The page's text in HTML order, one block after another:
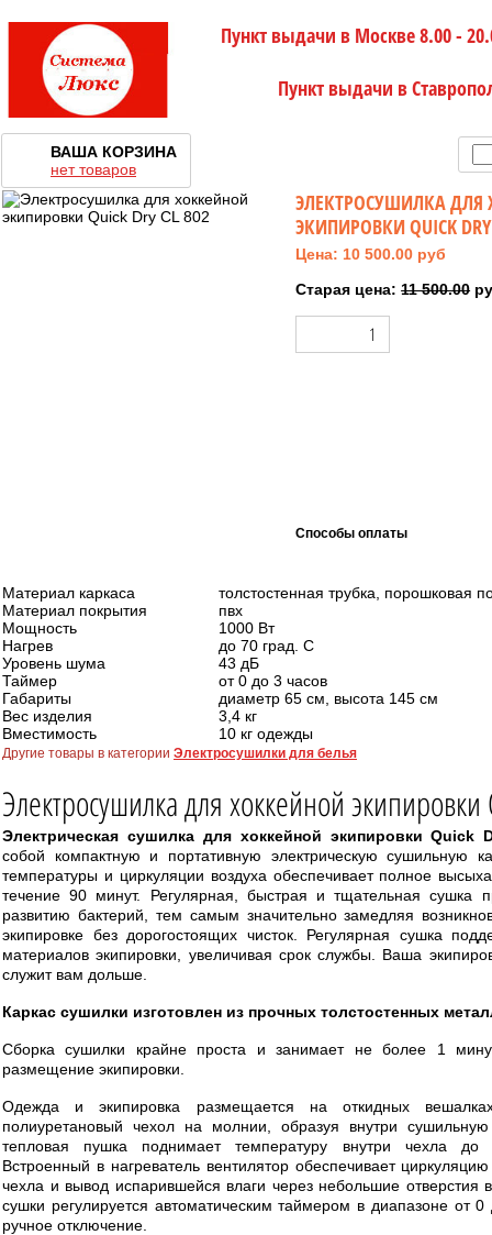
Пункт выдачи в Москве 8.00 -
Пункт выдачи в
ВАША КОРЗИНА
нет товаров
ЭЛЕКТРОСУШИЛКА ДЛЯ
ЭКИПИРОВКИ QUICK DRY
Цена: 10 500.00 руб
Старая цена:11 500.00
Способы оплаты
Материал каркаса
толстостенная трубка, порошковая
Материал покрытия
пвх
Мощность
1000 Вт
Нагрев
до 70 град. С
Уровень шума
43 дБ
Таймер
от 0 до 3 часов
Габариты
диаметр 65 см, высота 145 см
Вес изделия
3,4 кг
Вместимость
10 кг одежды
Другие товары в категории Электросушилки для белья
Электросушилка для хоккейной
Электрическая сушилка для хоккейной экипировки Quick
собой компактную и портативную электрическую сушильную
температуры и циркуляции воздуха обеспечивает полное
течение 90 минут. Регулярная, быстрая и тщательная сушка
развитию бактерий, тем самым значительно замедляя
экипировке без дорогостоящих чисток. Регулярная сушка
материалов экипировки, увеличивая срок службы. Ваша
служит вам дольше.
Каркас сушилки изготовлен из прочных толстостенных
Сборка сушилки крайне проста и занимает не более 1
размещение экипировки.
Одежда и экипировка размещается на откидных
полиуретановый чехол на молнии, образуя внутри
тепловая пушка поднимает температуру внутри чехла до
Встроенный в нагреватель вентилятор обеспечивает циркуляцию
чехла и вывод испарившейся влаги через небольшие отверстия
сушки регулируется автоматическим таймером в диапазоне от
ручное отключение.